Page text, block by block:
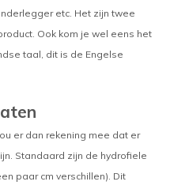
etc. Het zijn twee
Ook kom je wel eens het
taal, dit is de Engelse
er dan rekening mee dat er
Standaard zijn de hydrofiele
paar cm verschillen). Dit